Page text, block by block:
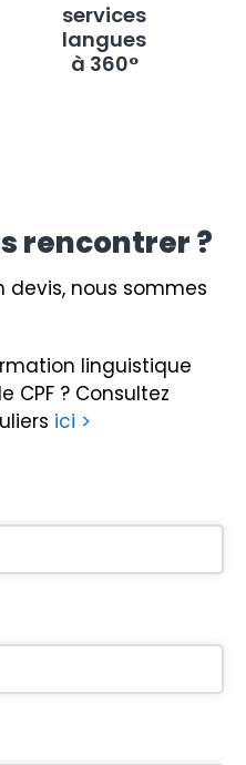
services
langues
à 360°
rencontrer ?
devis, nous sommes
linguistique
CPF ? Consultez
ici >